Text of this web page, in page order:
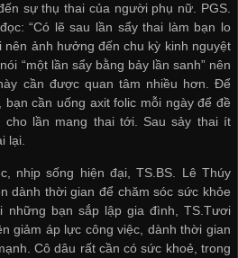
sự thụ thai của người phụ nữ. PGS.
“Có lẽ sau lần sẩy thai làm bạn lo
nên ảnh hưởng đến chu kỳ kinh nguyệt
“một lần sẩy bằng bảy lần sanh” nên
cần được quan tâm nhiều hơn. Để
cần uống axit folic mỗi ngày để đề
cho lần mang thai tới. Sau sảy thai ít
lại.
nhịp sống hiện đại, TS.BS. Lê Thúy
dành thời gian để chăm sóc sức khỏe
những bạn sắp lập gia đình, TS.Tươi
giảm áp lực công việc, dành thời gian
Cô dâu rất cần có sức khoẻ, trong